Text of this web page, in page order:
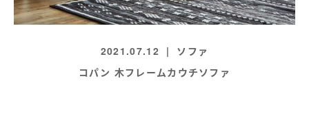
2021.07.12
ソファ
コパン 木フレームカウチソファ